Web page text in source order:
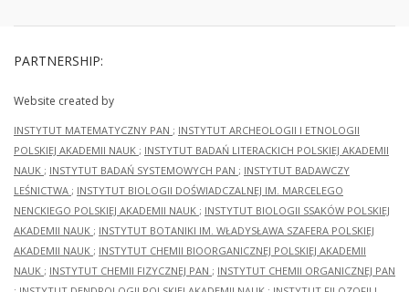
PARTNERSHIP:
Website created by
INSTYTUT MATEMATYCZNY PAN ; INSTYTUT ARCHEOLOGII I ETNOLOGII
POLSKIEJ AKADEMII NAUK ; INSTYTUT BADAŃ LITERACKICH POLSKIEJ AKADEMII
NAUK ; INSTYTUT BADAŃ SYSTEMOWYCH PAN ; INSTYTUT BADAWCZY
LEŚNICTWA ; INSTYTUT BIOLOGII DOŚWIADCZALNEJ IM. MARCELEGO
NENCKIEGO POLSKIEJ AKADEMII NAUK ; INSTYTUT BIOLOGII SSAKÓW POLSKIEJ
AKADEMII NAUK ; INSTYTUT BOTANIKI IM. WŁADYSŁAWA SZAFERA POLSKIEJ
AKADEMII NAUK ; INSTYTUT CHEMII BIOORGANICZNEJ POLSKIEJ AKADEMII
NAUK ; INSTYTUT CHEMII FIZYCZNEJ PAN ; INSTYTUT CHEMII ORGANICZNEJ PAN